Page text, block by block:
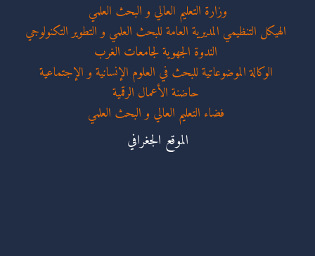
وزارة التعليم العالي و البحث العلمي
الهيكل التنظيمي المديرية العامة للبحث العلمي و التطوير التكنولوجي
الندوة الجهوية لجامعات الغرب
الوكالة الموضوعاتية للبحث في العلوم الإنسانية و الإجتماعية
حاضنة الأعمال الرقمية
فضاء التعليم العالي و البحث العلمي
الموقع الجغرافي